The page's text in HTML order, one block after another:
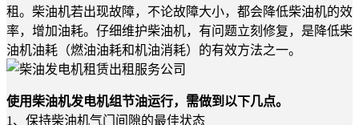
租。柴油机若出现故障，不论故障大小，都会降低柴油机的效
率，增加油耗。仔细维护柴油机，有问题立刻修复，是降低柴
油机油耗（燃油油耗和机油消耗）的有效方法之一。
使用柴油机发电机组节油运行，需做到以下几点。
1、保持柴油机气门间隙的最佳状态